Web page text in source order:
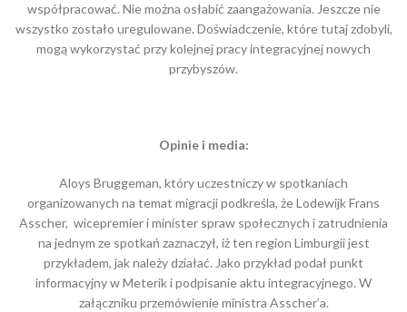
współpracować. Nie można osłabić zaangażowania. Jeszcze nie
wszystko zostało uregulowane. Doświadczenie, które tutaj zdobyli,
mogą wykorzystać przy kolejnej pracy integracyjnej nowych
przybyszów.
Opinie i media:
Aloys Bruggeman, który uczestniczy w spotkaniach
organizowanych na temat migracji podkreśla, że Lodewijk Frans
Asscher, wicepremier i minister spraw społecznych i zatrudnienia
na jednym ze spotkań zaznaczył, iż ten region Limburgii jest
przykładem, jak należy działać. Jako przykład podał punkt
informacyjny w Meterik i podpisanie aktu integracyjnego. W
załączniku przemówienie ministra Asscher’a.